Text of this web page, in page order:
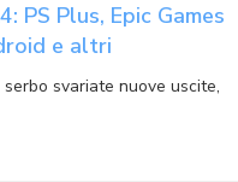
PS Plus, Epic Games
e altri
serbo svariate nuove uscite,